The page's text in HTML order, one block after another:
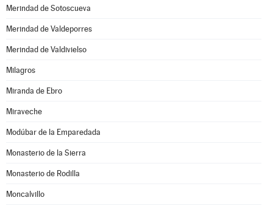
Merindad de Sotoscueva
Merindad de Valdeporres
Merindad de Valdivielso
Milagros
Miranda de Ebro
Miraveche
Modúbar de la Emparedada
Monasterio de la Sierra
Monasterio de Rodilla
Moncalvillo